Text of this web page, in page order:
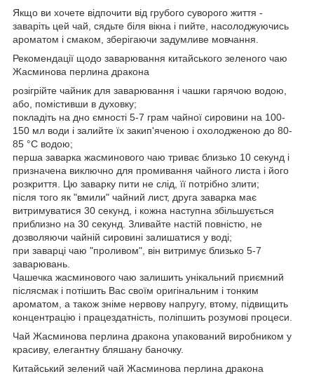
Якщо ви хочете відпочити від грубого суворого життя -
заваріть цей чай, сядьте біля вікна і пийте, насолоджуючись
ароматом і смаком, зберігаючи задумливе мовчання.
Рекомендації щодо заварювання китайського зеленого чаю
Жасминова перлина дракона
розігрійте чайник для заварювання і чашки гарячою водою,
або, помістивши в духовку;
покладіть на дно ємності 5-7 грам чайної сировини на 100-
150 мл води і залийте їх закип'яченою і охолодженою до 80-
85 °C водою;
перша заварка жасминового чаю триває близько 10 секунд і
призначена виключно для промивання чайного листа і його
розкриття. Цю заварку пити не слід, її потрібно злити;
після того як "вмили" чайний лист, друга заварка має
витримуватися 30 секунд, і кожна наступна збільшується
приблизно на 30 секунд. Зливайте настій повністю, не
дозволяючи чайній сировині залишатися у воді;
при заварці чаю "проливом", він витримує близько 5-7
заварювань.
Чашечка жасминового чаю залишить унікальний приємний
післясмак і потішить Вас своїм оригінальним і тонким
ароматом, а також зніме нервову напругу, втому, підвищить
концентрацію і працездатність, поліпшить розумові процеси.
Чай Жасминова перлина дракона упакований виробником у
красиву, елегантну бляшану баночку.
Китайський зелений чай Жасминова перлина дракона